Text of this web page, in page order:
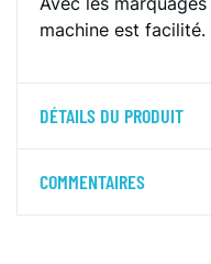
machine est facilité.
DÉTAILS DU PRODUIT
COMMENTAIRES